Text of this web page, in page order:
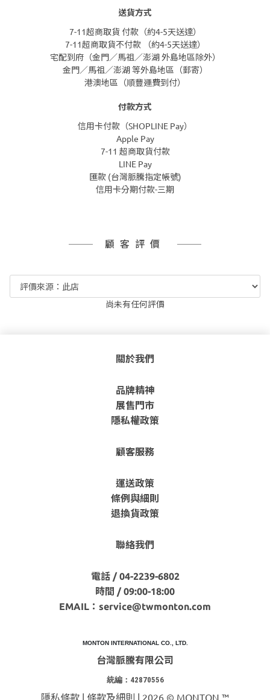
送貨方式
7-11超商取貨 付款（約4-5天送達）
7-11超商取貨不付款 （約4-5天送達）
宅配到府（金門／馬祖／澎湖 外島地區除外）
金門／馬祖／澎湖 等外島地區（郵寄）
港澳地區（順豐運費到付）
付款方式
信用卡付款（SHOPLINE Pay）
Apple Pay
7-11 超商取貨付款
LINE Pay
匯款 (台灣脈騰指定帳號)
信用卡分期付款-三期
顧客評價
尚未有任何評價
關於我們
品牌精神
展售門市
隱私權政策
顧客服務
運送政策
條例與細則
退換貨政策
聯絡我們
電話 / 04-2239-6802
時間 / 09:00-18:00
EMAIL： service@twmonton.com
MONTON INTERNATIONAL CO., LTD.
台灣脈騰有限公司
統編：42870556
隱私條款 | 條款及細則 | 2026 © MONTON ™